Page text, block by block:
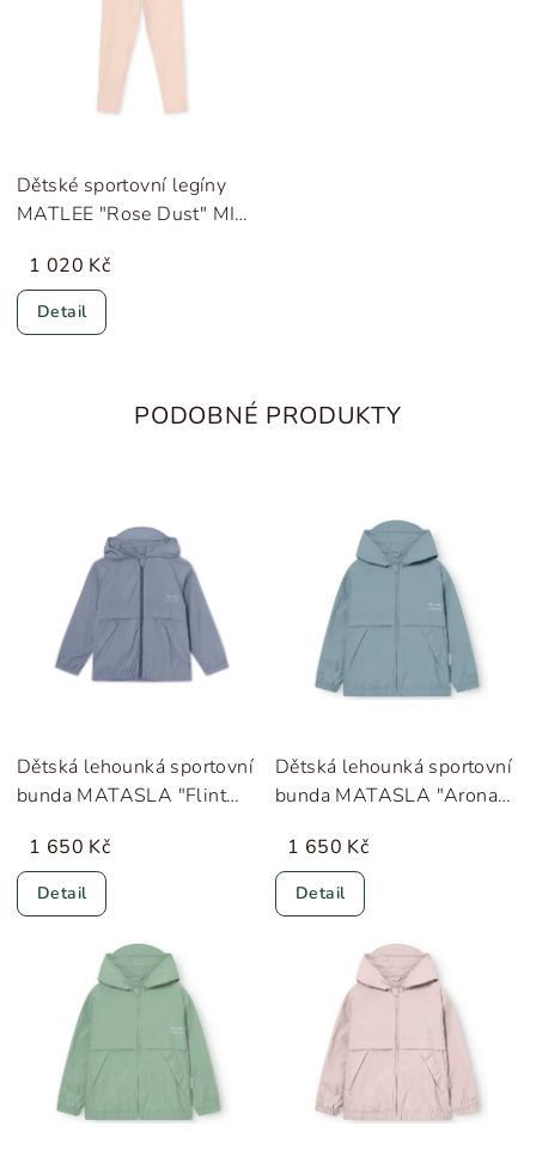
Dětské sportovní legíny
MATLEE "Rose Dust" MINI
1 020 Kč
Detail
PODOBNÉ PRODUKTY
Dětská lehounká sportovní
bunda MATASLA "Flint
1 650 Kč
Detail
Dětská lehounká sportovní
bunda MATASLA "Arona
1 650 Kč
Detail